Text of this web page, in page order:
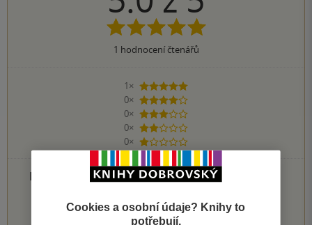
1 hodnocení čtenářů
1×
5 hvězdiček
0×
4 hvězdičky
0×
3 hvězdičky
0×
2 hvězdičky
0×
1 hvezdička
PŘIDEJTE SVÉ HODNOCENÍ PRODUKTU
1 2 3 4 5
Cookies a osobní údaje? Knihy to
potřebují.